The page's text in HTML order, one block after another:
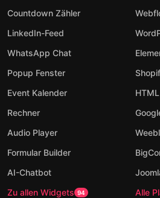
Countdown Zähler
LinkedIn-Feed
WhatsApp Chat
Popup Fenster
Event Kalender
Rechner
Audio Player
Formular Builder
AI-Chatbot
Zu allen Widgets 94
HTML
Alle